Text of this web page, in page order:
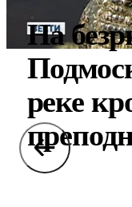
На
реке